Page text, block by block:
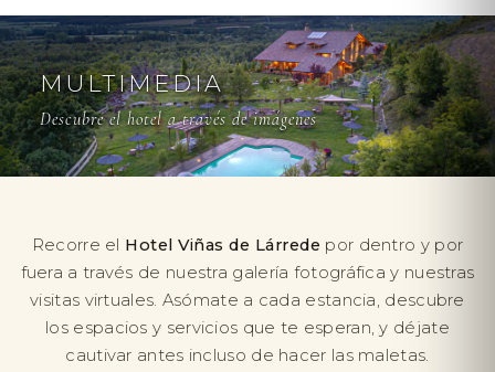
MULTIMEDIA
Descubre el hotel a través de imágenes
Recorre el Hotel Viñas de Lárrede por dentro y por
fuera a través de nuestra galería fotográfica y nuestras
visitas virtuales. Asómate a cada estancia, descubre
los espacios y servicios que te esperan, y déjate
cautivar antes incluso de hacer las maletas.